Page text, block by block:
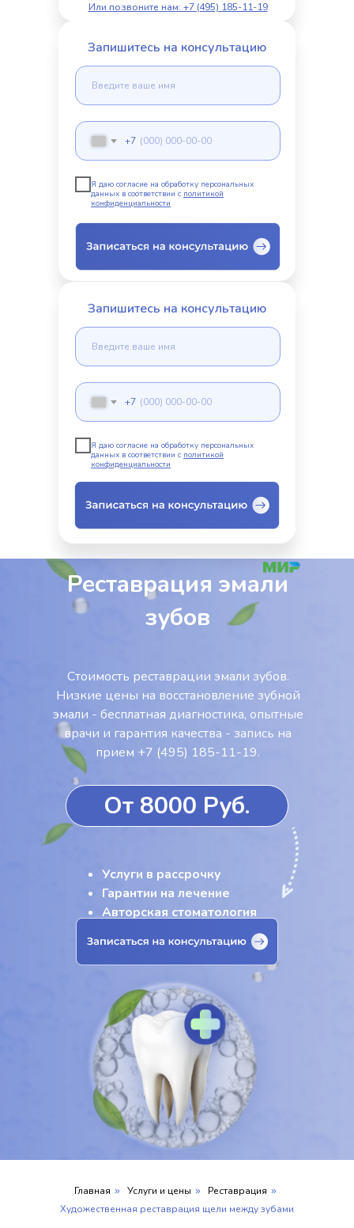
Или позвоните нам: +7 (495) 185-11-19
Запишитесь на консультацию
+7
Я даю согласие на обработку персональных
данных в соответствии с политикой
конфиденциальности
Запишитесь на консультацию
+7
Я даю согласие на обработку персональных
данных в соответствии с политикой
конфиденциальности
Реставрация эмали
зубов
Стоимость реставрации эмали зубов.
Низкие цены на восстановление зубной
эмали - бесплатная диагностика, опытные
врачи и гарантия качества - запись на
прием +7 (495) 185-11-19.
Услуги в рассрочку
Гарантии на лечение
Авторская стоматология
От 8000 Руб.
Главная » Услуги и цены » Реставрация »
Художественная реставрация щели между зубами